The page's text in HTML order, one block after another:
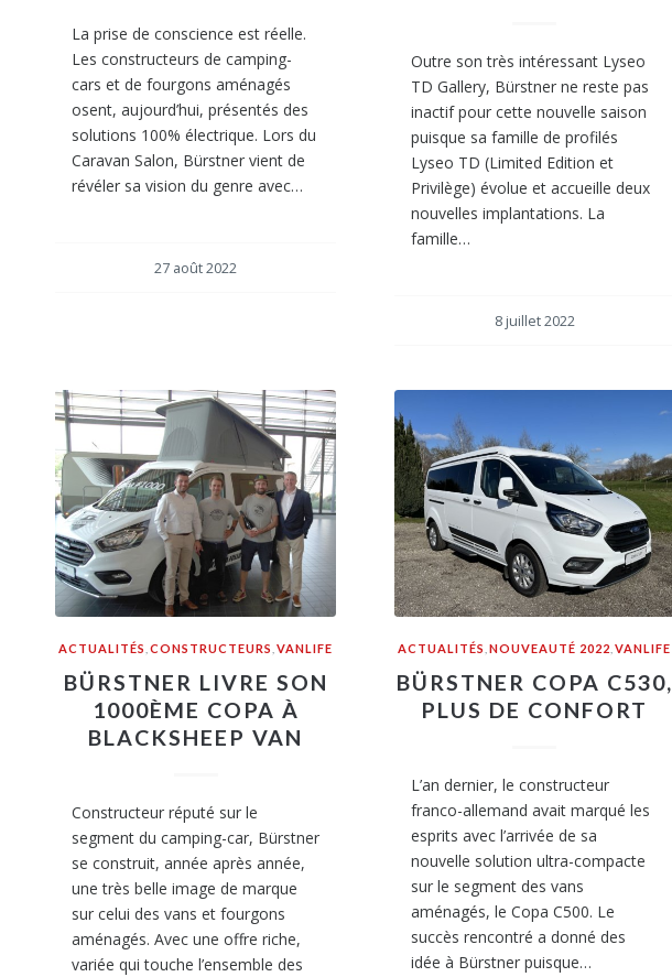
La prise de conscience est réelle.
Les constructeurs de camping-
cars et de fourgons aménagés
osent, aujourd’hui, présentés des
solutions 100% électrique. Lors du
Caravan Salon, Bürstner vient de
révéler sa vision du genre avec…
27 août 2022
Outre son très intéressant Lyseo
TD Gallery, Bürstner ne reste pas
inactif pour cette nouvelle saison
puisque sa famille de profilés
Lyseo TD (Limited Edition et
Privilège) évolue et accueille deux
nouvelles implantations. La
famille…
8 juillet 2022
ACTUALITÉS ,CONSTRUCTEURS ,VANLIFE
BÜRSTNER LIVRE SON
1000ÈME COPA À
BLACKSHEEP VAN
Constructeur réputé sur le
segment du camping-car, Bürstner
se construit, année après année,
une très belle image de marque
sur celui des vans et fourgons
aménagés. Avec une offre riche,
variée qui touche l’ensemble des
ACTUALITÉS ,NOUVEAUTÉ 2022 ,VANLIFE
BÜRSTNER COPA C530,
PLUS DE CONFORT
L’an dernier, le constructeur
franco-allemand avait marqué les
esprits avec l’arrivée de sa
nouvelle solution ultra-compacte
sur le segment des vans
aménagés, le Copa C500. Le
succès rencontré a donné des
idée à Bürstner puisque…